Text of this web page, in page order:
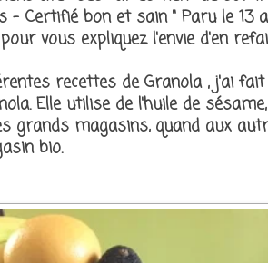
- Certifié bon et sain " Paru le 13
vous expliquez l'envie d'en
recettes de Granola , j'ai
Elle utilise de l'huile de
grands magasins, quand aux
bio.